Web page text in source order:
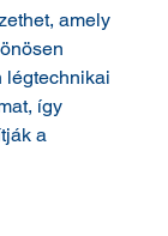
amely
légtechnikai
így
a